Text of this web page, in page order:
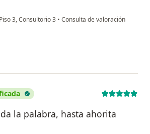
3, Consultorio 3 • Consulta de valoración
Rodriguez
la palabra, hasta ahorita